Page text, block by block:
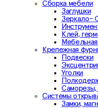
Сборка мебели
Заглушки
Зеркало-
Клей,
Крепежная
Подвески
Уголки
Саморезы,
Системы
Замки,